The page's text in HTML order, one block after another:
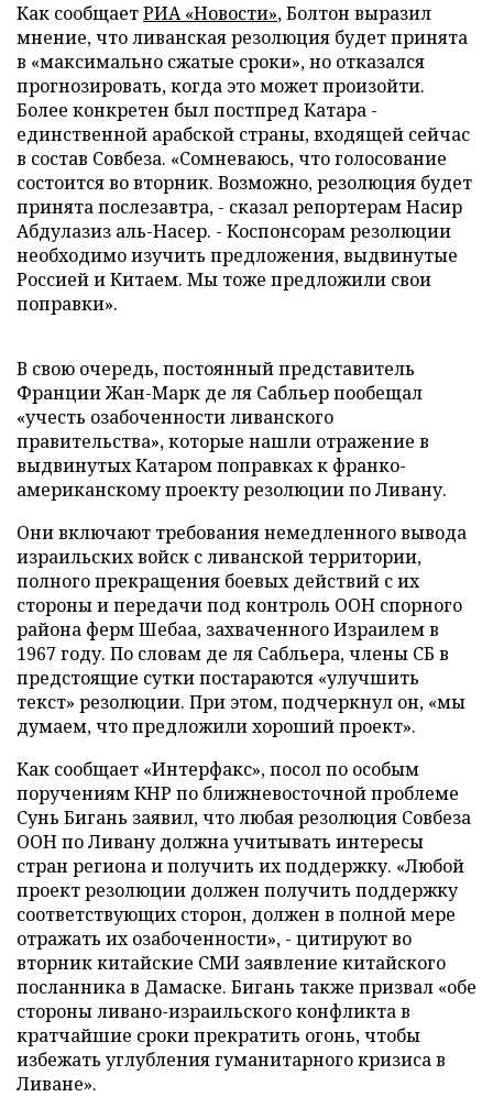
Как сообщаетРИА «Новости», Болтон выразил
мнение, что ливанская резолюция будет принята
в «максимально сжатые сроки», но отказался
прогнозировать, когда это может произойти.
Более конкретен был постпред Катара -
единственной арабской страны, входящей сейчас
в состав Совбеза. «Сомневаюсь, что голосование
состоится во вторник. Возможно, резолюция будет
принята послезавтра, - сказал репортерам Насир
Абдулазиз аль-Насер. - Коспонсорам резолюции
необходимо изучить предложения, выдвинутые
Россией и Китаем. Мы тоже предложили свои
поправки».
В свою очередь, постоянный представитель
Франции Жан-Марк де ля Сабльер пообещал
«учесть озабоченности ливанского
правительства», которые нашли отражение в
выдвинутых Катаром поправках к франко-
американскому проекту резолюции по Ливану.
Они включают требования немедленного вывода
израильских войск с ливанской территории,
полного прекращения боевых действий с их
стороны и передачи под контроль ООН спорного
района ферм Шебаа, захваченного Израилем в
1967 году. По словам де ля Сабльера, члены СБ в
предстоящие сутки постараются «улучшить
текст» резолюции. При этом, подчеркнул он, «мы
думаем, что предложили хороший проект».
Как сообщает «Интерфакс», посол по особым
поручениям КНР по ближневосточной проблеме
Сунь Бигань заявил, что любая резолюция Совбеза
ООН по Ливану должна учитывать интересы
стран региона и получить их поддержку. «Любой
проект резолюции должен получить поддержку
соответствующих сторон, должен в полной мере
отражать их озабоченности», - цитируют во
вторник китайские СМИ заявление китайского
посланника в Дамаске. Бигань также призвал «обе
стороны ливано-израильского конфликта в
кратчайшие сроки прекратить огонь, чтобы
избежать углубления гуманитарного кризиса в
Ливане».